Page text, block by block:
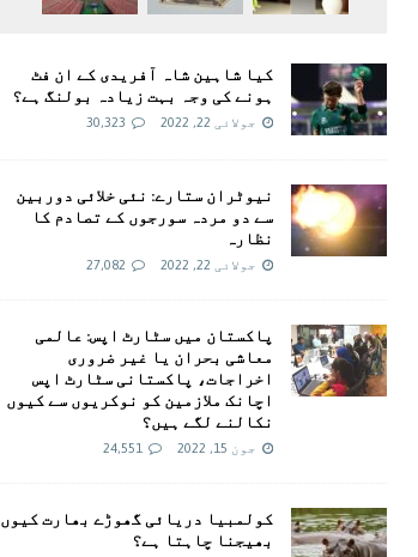
کیا شاہین شاہ آفریدی کے ان فٹ
ہونے کی وجہ بہت زیادہ بولنگ ہے؟
جولائی 22, 2022 30,323
نیوٹران ستارے: نئی خلائی دوربین
سے دو مردہ سورجوں کے تصادم کا
نظارہ
جولائی 22, 2022 27,082
پاکستان میں سٹارٹ اپس: عالمی
معاشی بحران یا غیر ضروری
اخراجات، پاکستانی سٹارٹ اپس
اچانک ملازمین کو نوکریوں سے کیوں
نکالنے لگے ہیں؟
جون 15, 2022 24,551
کولمبیا دریائی گھوڑے بھارت کیوں
بھیجنا چاہتا ہے؟